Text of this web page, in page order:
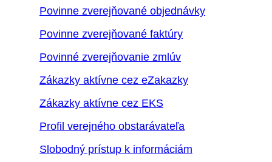
Povinne zverejňované objednávky
Povinne zverejňované faktúry
Povinné zverejňovanie zmlúv
Zákazky aktívne cez eZakazky
Zákazky aktívne cez EKS
Profil verejného obstarávateľa
Slobodný prístup k informáciám